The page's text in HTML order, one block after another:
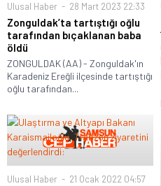
Ulusal Haber 28 Mart 2023 22:33
Zonguldak’ta tartıştığı oğlu
tarafından bıçaklanan baba
öldü
ZONGULDAK (AA) - Zonguldak'ın
Karadeniz Ereğli ilçesinde tartıştığı
oğlu tarafından...
Ulusal Haber 21 Ocak 2022 04:57